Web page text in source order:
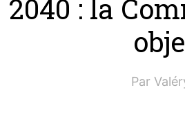
2040 : la
Par